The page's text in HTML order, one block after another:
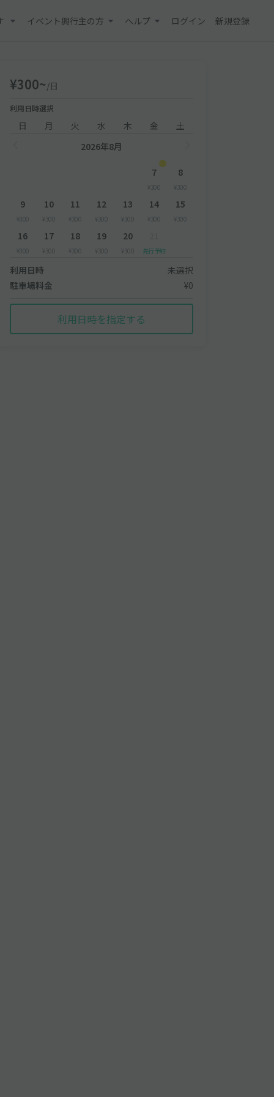
イベント興行主の方 ヘルプ ログイン 新規登録
¥300~/日
利用日時選択
日 月 火 水 木 金
土
2026年8月
7
¥300
8
¥300
9
¥300
10
¥300
11
¥300
12
¥300
13
¥300
14
¥300
15
¥300
16
¥300
17
¥300
18
¥300
19
¥300
20
¥300 先行予約
利用日時
未選択
駐車場料金
¥0
利用日時を指定する